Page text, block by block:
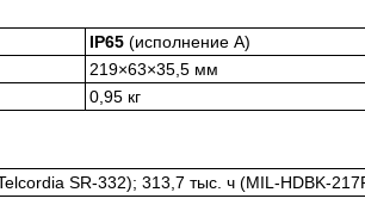
IP65 (исполнение A)
219×63×35,5 мм
0,95 кг
SR-332); 313,7 тыс. ч (MIL-HDBK-